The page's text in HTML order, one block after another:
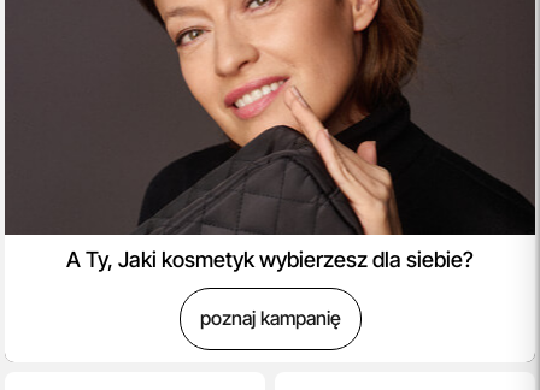
A Ty, Jaki kosmetyk wybierzesz dla siebie?
poznaj kampanię